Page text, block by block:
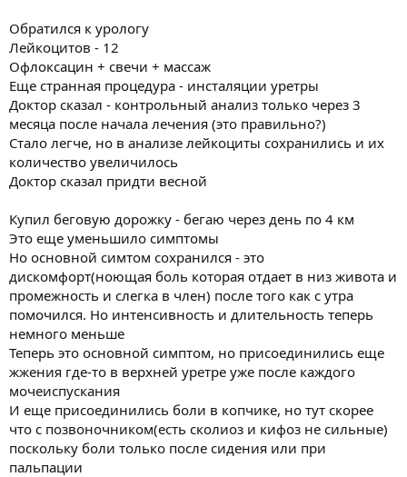
Обратился к урологу
Лейкоцитов - 12
Офлоксацин + свечи + массаж
Еще странная процедура - инсталяции уретры
Доктор сказал - контрольный анализ только через 3
месяца после начала лечения (это правильно?)
Стало легче, но в анализе лейкоциты сохранились и их
количество увеличилось
Доктор сказал придти весной
Купил беговую дорожку - бегаю через день по 4 км
Это еще уменьшило симптомы
Но основной симтом сохранился - это
дискомфорт(ноющая боль которая отдает в низ живота и
промежность и слегка в член) после того как с утра
помочился. Но интенсивность и длительность теперь
немного меньше
Теперь это основной симптом, но присоединились еще
жжения где-то в верхней уретре уже после каждого
мочеиспускания
И еще присоединились боли в копчике, но тут скорее
что с позвоночником(есть сколиоз и кифоз не сильные)
поскольку боли только после сидения или при
пальпации